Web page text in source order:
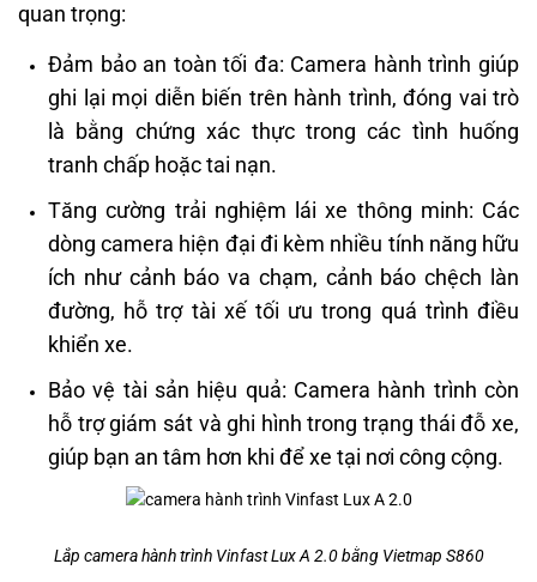
quan trọng:
Đảm bảo an toàn tối đa: Camera hành trình giúp
ghi lại mọi diễn biến trên hành trình, đóng vai trò
là bằng chứng xác thực trong các tình huống
tranh chấp hoặc tai nạn.
Tăng cường trải nghiệm lái xe thông minh: Các
dòng camera hiện đại đi kèm nhiều tính năng hữu
ích như cảnh báo va chạm, cảnh báo chệch làn
đường, hỗ trợ tài xế tối ưu trong quá trình điều
khiển xe.
Bảo vệ tài sản hiệu quả: Camera hành trình còn
hỗ trợ giám sát và ghi hình trong trạng thái đỗ xe,
giúp bạn an tâm hơn khi để xe tại nơi công cộng.
Lắp camera hành trình Vinfast Lux A 2.0 bằng Vietmap S860